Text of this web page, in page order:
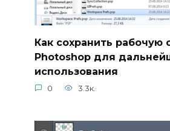
Как сохранить рабочую
Photoshop для
использования
0 3.3к.